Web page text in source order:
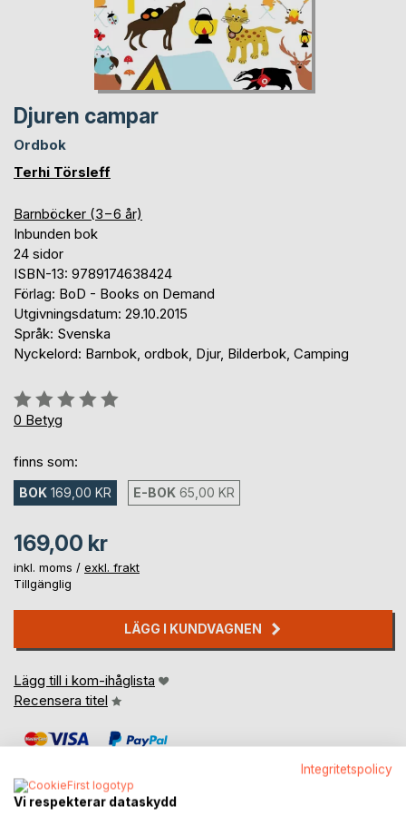
Djuren campar
Ordbok
Terhi Törsleff
Barnböcker (3−6 år)
Inbunden bok
24 sidor
ISBN-13: 9789174638424
Förlag: BoD - Books on Demand
Utgivningsdatum: 29.10.2015
Språk: Svenska
Nyckelord: Barnbok, ordbok, Djur, Bilderbok, Camping
Betyg::
0%
0 Betyg
finns som:
BOK 169,00 KR E-BOK 65,00 KR
169,00 kr
inkl. moms / exkl. frakt
Tillgänglig
LÄGG I KUNDVAGNEN
Lägg till i kom-ihåglista
Recensera titel
Integritetspolicy
Vi respekterar dataskydd